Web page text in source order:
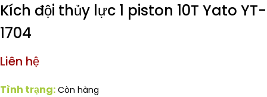
Kích đội thủy lực 1 piston 10T Yato YT-
1704
Liên hệ
Tình trạng: Còn hàng